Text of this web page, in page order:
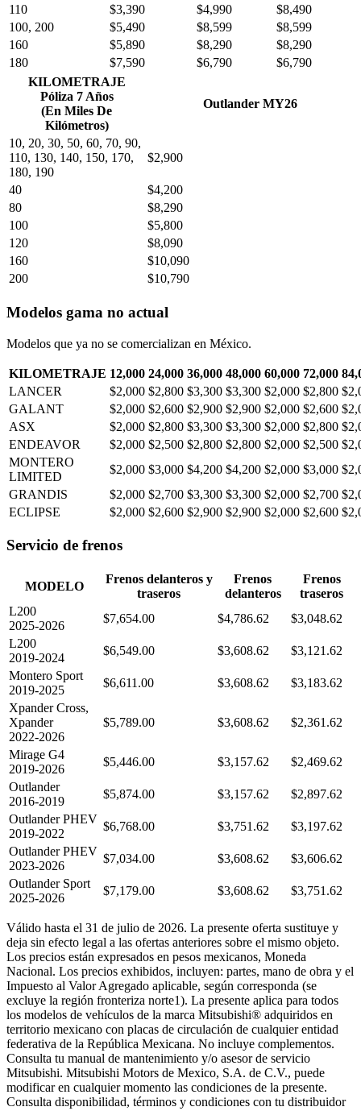
110
$3,390 $4,990
$8,490
100, 200
$5,490 $8,599
$8,599
160
$5,890 $8,290
$8,290
180
$7,590 $6,790
$6,790
KILOMETRAJE
Póliza 7 Años
(En Miles De
Kilómetros)
Outlander MY26
10, 20, 30, 50, 60, 70, 90,
110, 130, 140, 150, 170,
180, 190
$2,900
40
$4,200
80
$8,290
100
$5,800
120
$8,090
160
$10,090
200
$10,790
Modelos gama no actual
Modelos que ya no se comercializan en México.
KILOMETRAJE 12,000 24,000 36,000 48,000 60,000 72,000
LANCER
$2,000 $2,800 $3,300 $3,300 $2,000 $2,800
GALANT
$2,000 $2,600 $2,900 $2,900 $2,000 $2,600
ASX
$2,000 $2,800 $3,300 $3,300 $2,000 $2,800
ENDEAVOR
$2,000 $2,500 $2,800 $2,800 $2,000 $2,500
MONTERO
LIMITED
$2,000 $3,000 $4,200 $4,200 $2,000 $3,000
GRANDIS
$2,000 $2,700 $3,300 $3,300 $2,000 $2,700
ECLIPSE
$2,000 $2,600 $2,900 $2,900 $2,000 $2,600
Servicio de frenos
MODELO
Frenos delanteros y
traseros
Frenos
delanteros
Frenos
traseros
L200
2025-2026
$7,654.00 $4,786.62
$3,048.62
L200
2019-2024
$6,549.00 $3,608.62
$3,121.62
Montero Sport
2019-2025
$6,611.00 $3,608.62
$3,183.62
Xpander Cross,
Xpander
2022-2026
$5,789.00 $3,608.62 $2,361.62
Mirage G4
2019-2026
$5,446.00 $3,157.62
$2,469.62
Outlander
2016-2019
$5,874.00 $3,157.62
$2,897.62
Outlander PHEV
2019-2022
$6,768.00 $3,751.62
$3,197.62
Outlander PHEV
2023-2026
$7,034.00 $3,608.62
$3,606.62
Outlander Sport
2025-2026
$7,179.00 $3,608.62 $3,751.62
Válido hasta el 31 de julio de 2026. La presente oferta sustituye y
deja sin efecto legal a las ofertas anteriores sobre el mismo objeto.
Los precios están expresados en pesos mexicanos, Moneda
Nacional. Los precios exhibidos, incluyen: partes, mano de obra y el
Impuesto al Valor Agregado aplicable, según corresponda (se
excluye la región fronteriza norte1). La presente aplica para todos
los modelos de vehículos de la marca Mitsubishi® adquiridos en
territorio mexicano con placas de circulación de cualquier entidad
federativa de la República Mexicana. No incluye complementos.
Consulta tu manual de mantenimiento y/o asesor de servicio
Mitsubishi. Mitsubishi Motors de Mexico, S.A. de C.V., puede
modificar en cualquier momento las condiciones de la presente.
Consulta disponibilidad, términos y condiciones con tu distribuidor